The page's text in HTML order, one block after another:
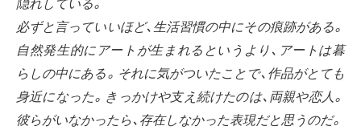
必ずと言っていいほど、生活習慣の中にその痕跡がある。
自然発生的にアートが生まれるというより、アートは暮
らしの中にある。それに気がついたことで、作品がとても
身近になった。きっかけや支え続けたのは、両親や恋人。
彼らがいなかったら、存在しなかった表現だと思うのだ。